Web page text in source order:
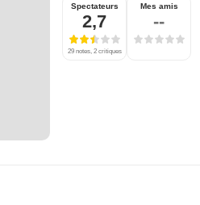
Spectateurs
2,7
29 notes, 2 critiques
Mes amis
--